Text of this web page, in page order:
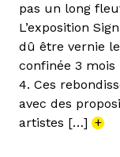
pas un long
L’exposition
dû être vernie
confinée 3
4. Ces
avec des
artistes […] +